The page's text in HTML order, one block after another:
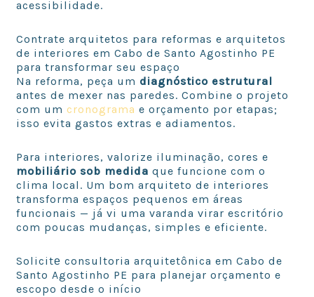
acessibilidade.
Contrate arquitetos para reformas e arquitetos
de interiores em Cabo de Santo Agostinho PE
para transformar seu espaço
Na reforma, peça um diagnóstico estrutural
antes de mexer nas paredes. Combine o projeto
com um cronograma e orçamento por etapas;
isso evita gastos extras e adiamentos.
Para interiores, valorize iluminação, cores e
mobiliário sob medida que funcione com o
clima local. Um bom arquiteto de interiores
transforma espaços pequenos em áreas
funcionais — já vi uma varanda virar escritório
com poucas mudanças, simples e eficiente.
Solicitе consultoria arquitetônica em Cabo de
Santo Agostinho PE para planejar orçamento e
escopo desde o início